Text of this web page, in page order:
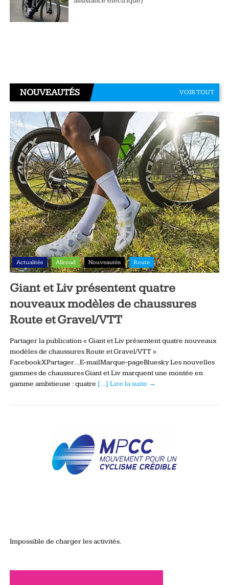
NOUVEAUTÉS VOIR TOUT
Actualités Allroad Nouveautés Route
Giant et Liv présentent quatre
nouveaux modèles de chaussures
Route et Gravel/VTT
Partager la publication « Giant et Liv présentent quatre nouveaux
modèles de chaussures Route et Gravel/VTT »
FacebookXPartager…E-mailMarque-pageBluesky Les nouvelles
gammes de chaussures Giant et Liv marquent une montée en
gamme ambitieuse : quatre […] Lire la suite →
Impossible de charger les activités.